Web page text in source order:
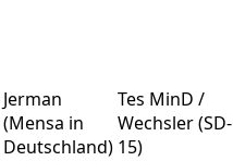
Jerman
(Mensa in
Deutschland)
Tes MinD /
Wechsler (SD-
15)